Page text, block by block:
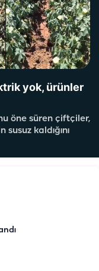
yok, ürünler
öne süren çiftçiler,
kaldığını